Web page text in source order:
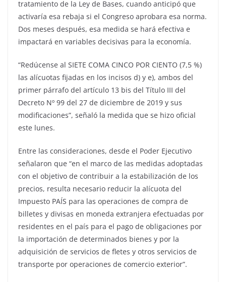
tratamiento de la Ley de Bases, cuando anticipó que
activaría esa rebaja si el Congreso aprobara esa norma.
Dos meses después, esa medida se hará efectiva e
impactará en variables decisivas para la economía.
“Redúcense al SIETE COMA CINCO POR CIENTO (7,5 %)
las alícuotas fijadas en los incisos d) y e), ambos del
primer párrafo del artículo 13 bis del Título III del
Decreto Nº 99 del 27 de diciembre de 2019 y sus
modificaciones”, señaló la medida que se hizo oficial
este lunes.
Entre las consideraciones, desde el Poder Ejecutivo
señalaron que “en el marco de las medidas adoptadas
con el objetivo de contribuir a la estabilización de los
precios, resulta necesario reducir la alícuota del
Impuesto PAÍS para las operaciones de compra de
billetes y divisas en moneda extranjera efectuadas por
residentes en el país para el pago de obligaciones por
la importación de determinados bienes y por la
adquisición de servicios de fletes y otros servicios de
transporte por operaciones de comercio exterior”.